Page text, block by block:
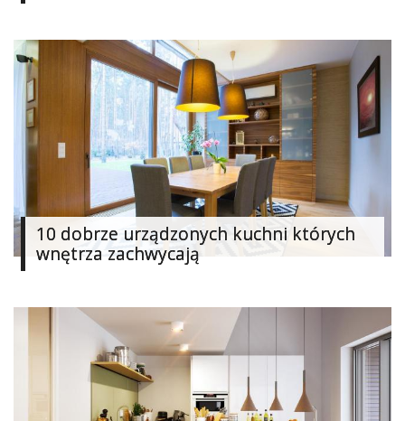
10 dobrze urządzonych kuchni których
wnętrza zachwycają